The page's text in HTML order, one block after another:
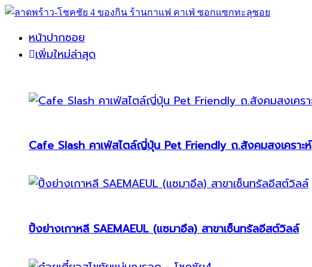
หน้าปากซอย
เพิ่มใหม่ล่าสุด
Cafe Slash คาเฟ่สไตล์ญี่ปุ่น Pet Friendly ถ.สังคมสงเคราะห์
ปิ้งย่างเกาหลี SAEMAEUL (แซมาอึล) สาขาเซ็นทรัลอีสต์วิลล์